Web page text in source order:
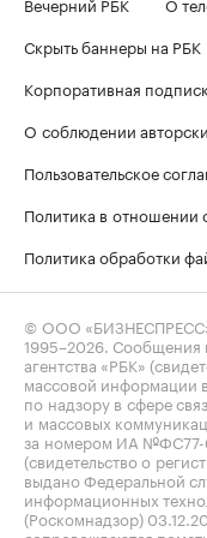
Скрыть баннеры на РБК
Корпоративная
О соблюдении
Пользовательское
Политика в отношении
Политика обработки
© ООО
1995–2026 .
агентства «РБК»
массовой информации
по надзору в сфере
и массовых
за номером ИА №ФС77-
(свидетельство о
выдано Федеральной
информационных
(Роскомнадзор)